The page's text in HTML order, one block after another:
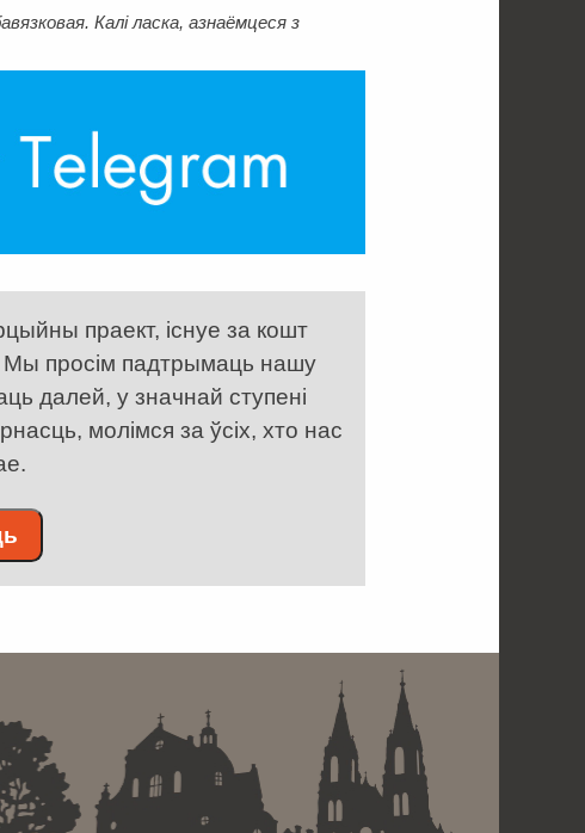
Калі ласка, азнаёмцеся з
праект, існуе за кошт
Мы просім падтрымаць нашу
далей, у значнай ступені
молімся за ўсіх, хто нас